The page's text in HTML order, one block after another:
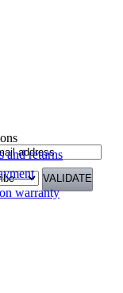
and returns
warranty